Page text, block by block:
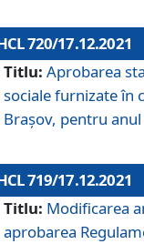
720/17.12.2021
Titlu: Aprobarea
sociale furnizate în
Brașov, pentru
719/17.12.2021
Titlu: Modificarea
aprobarea